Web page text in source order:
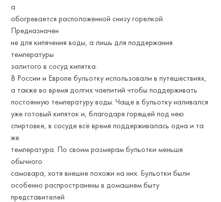
а
обогревается расположенной снизу горелкой.
Предназначен
не для кипячения воды, а лишь для поддержания
температуры
залитого в сосуд кипятка.
В России и Европе бульотку использовали в путешествиях,
а также во время долгих чаепитий чтобы поддерживать
постоянную температуру воды. Чаще в бульотку наливался
уже готовый кипяток и, благодаря горящей под нею
спиртовке, в сосуде всё время поддерживалась одна и та
же
температура. По своим размерам бульотки меньше
обычного
самовара, хотя внешне похожи на них. Бульотки были
особенно распространены в домашнем быту
представителей